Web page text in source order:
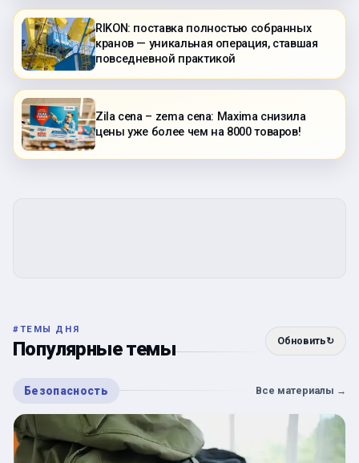
RIKON: поставка полностью собранных
кранов — уникальная операция, ставшая
повседневной практикой
Zila cena – zema cena: Maxima снизила
цены уже более чем на 8000 товаров!
#ТЕМЫ ДНЯ
Популярные темы Обновить↻
Безопасность Все материалы →